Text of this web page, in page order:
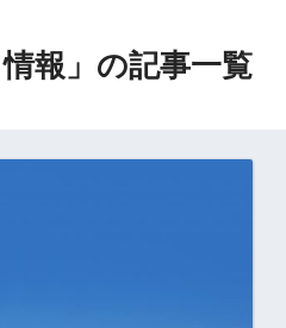
情報」の記事一覧